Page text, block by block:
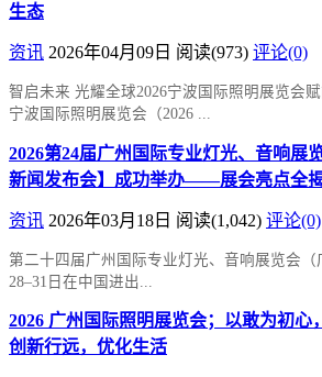
生态
资讯 2026年04月09日 阅读(973) 评论(0)
智启未来 光耀全球2026宁波国际照明展览会
宁波国际照明展览会（2026 ...
2026第24届广州国际专业灯光、音响展
新闻发布会】成功举办——展会亮点全揭
资讯 2026年03月18日 阅读(1,042) 评论(0)
第二十四届广州国际专业灯光、音响展览会（
28–31日在中国进出...
2026 广州国际照明展览会；以敢为初心
创新行远，优化生活